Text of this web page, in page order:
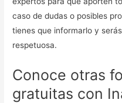
caso de dudas o posibles
tienes que informarlo y
respetuosa.
Conoce otras
gratuitas con